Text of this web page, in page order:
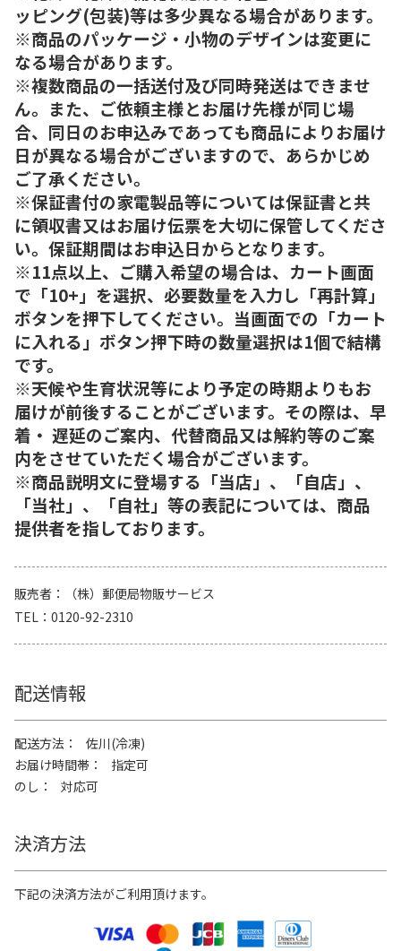
ッピング(包装)等は多少異なる場合があります。
※商品のパッケージ・小物のデザインは変更に
なる場合があります。
※複数商品の一括送付及び同時発送はできませ
ん。また、ご依頼主様とお届け先様が同じ場
合、同日のお申込みであっても商品によりお届け
日が異なる場合がございますので、あらかじめ
ご了承ください。
※保証書付の家電製品等については保証書と共
に領収書又はお届け伝票を大切に保管してくださ
い。保証期間はお申込日からとなります。
※11点以上、ご購入希望の場合は、カート画面
で「10+」を選択、必要数量を入力し「再計算」
ボタンを押下してください。当画面での「カート
に入れる」ボタン押下時の数量選択は1個で結構
です。
※天候や生育状況等により予定の時期よりもお
届けが前後することがございます。その際は、早
着・ 遅延のご案内、代替商品又は解約等のご案
内をさせていただく場合がございます。
※商品説明文に登場する「当店」、「自店」、
「当社」、「自社」等の表記については、商品
提供者を指しております。
販売者
（株）郵便局物販サービス
TEL
0120-92-2310
配送情報
配送方法
佐川(冷凍)
お届け時間帯
指定可
のし
対応可
決済方法
下記の決済方法がご利用頂けます。